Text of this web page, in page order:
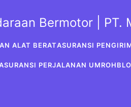
Bermotor | PT.
ALAT BERATASURANSI
PERJALANAN UMROH